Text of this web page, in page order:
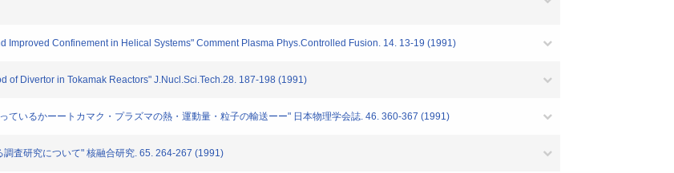
Improved Confinement in Helical Systems" Comment Plasma Phys.Controlled Fusion. 14. 13-19 (1991)
of Divertor in Tokamak Reactors" J.Nucl.Sci.Tech.28. 187-198 (1991)
ているかーートカマク・プラズマの熱・運動量・粒子の輸送ーー" 日本物理学会誌. 46. 360-367 (1991)
査研究について" 核融合研究. 65. 264-267 (1991)